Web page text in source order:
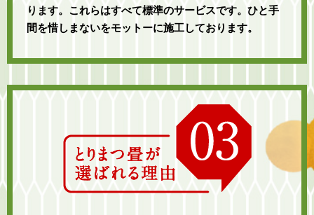
ります。これらはすべて標準のサービスです。ひと手
間を惜しまないをモットーに施工しております。